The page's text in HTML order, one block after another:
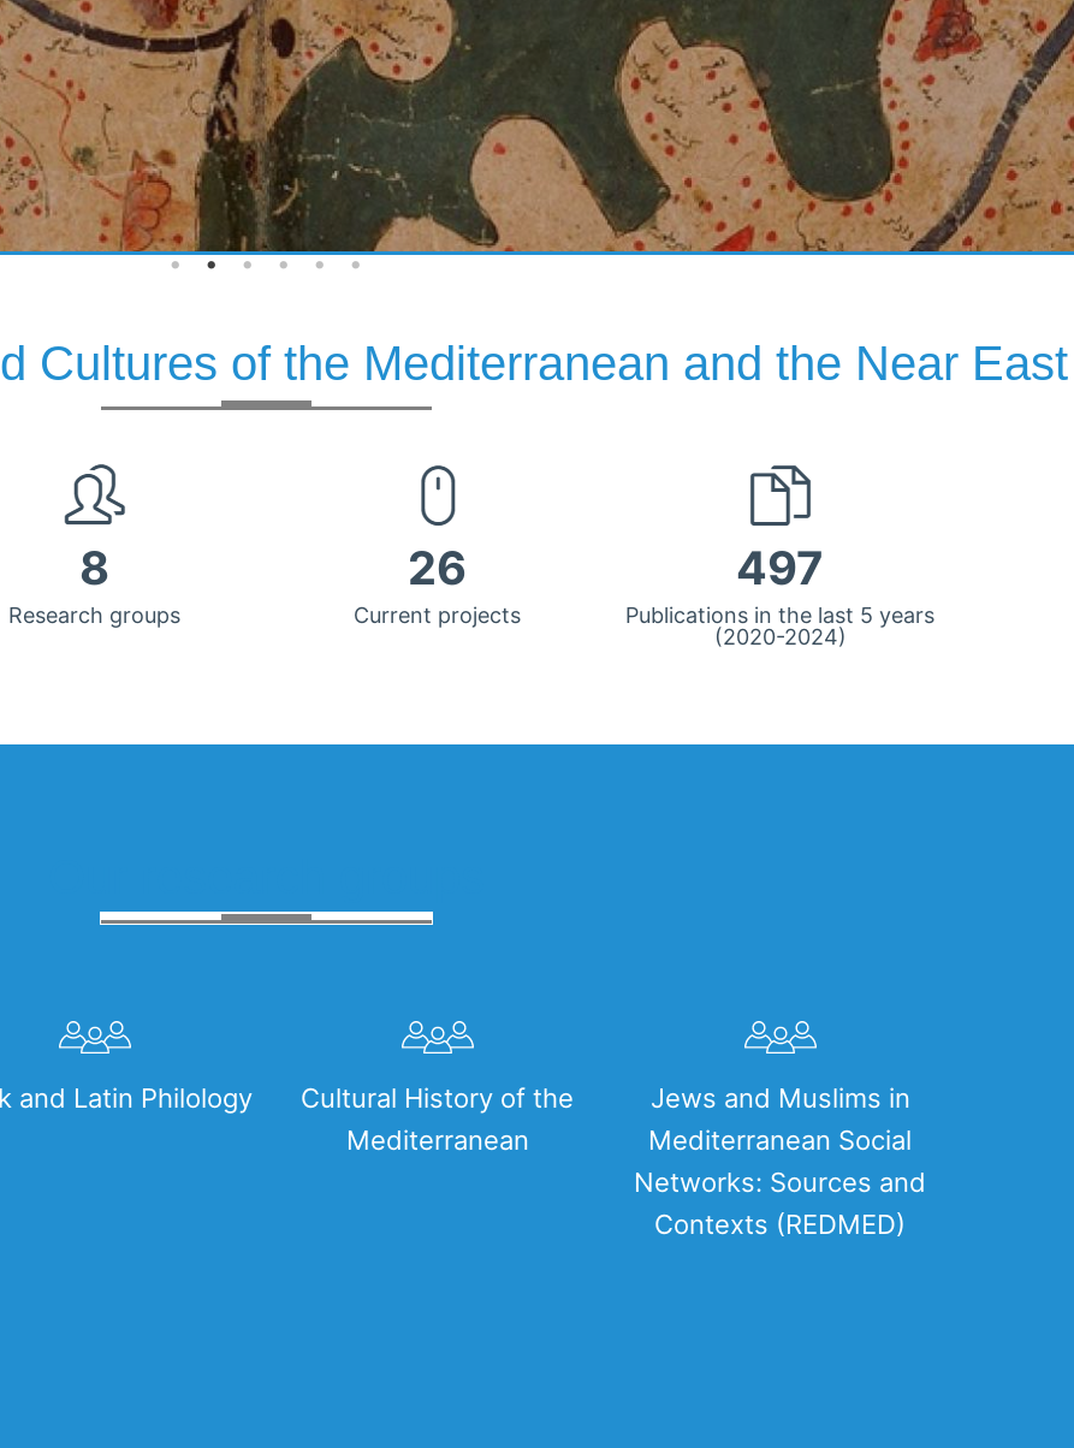
Cultures of the Mediterranean and the Near East
8
Research groups
26
Current projects
497
Publications in the last 5 years
(2020-2024)
and Latin Philology
Cultural History of the
Mediterranean
Jews and Muslims in
Mediterranean Social
Networks: Sources and
Contexts (REDMED)